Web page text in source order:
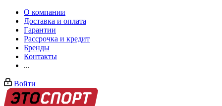
О компании
Доставка и оплата
Гарантии
Рассрочка и кредит
Бренды
Контакты
...
Войти